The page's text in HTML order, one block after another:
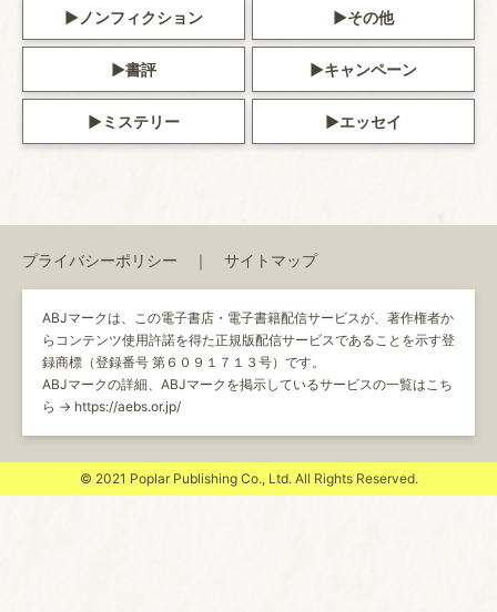
ノンフィクション その他
書評 キャンペーン
ミステリー エッセイ
プライバシーポリシー サイトマップ
ABJマークは、この電子書店・電子書籍配信サービスが、著作権者か
らコンテンツ使用許諾を得た正規版配信サービスであることを示す登
録商標（登録番号 第６０９１７１３号）です。
ABJマークの詳細、ABJマークを掲示しているサービスの一覧はこち
ら → https://aebs.or.jp/
© 2021 Poplar Publishing Co., Ltd. All Rights Reserved.